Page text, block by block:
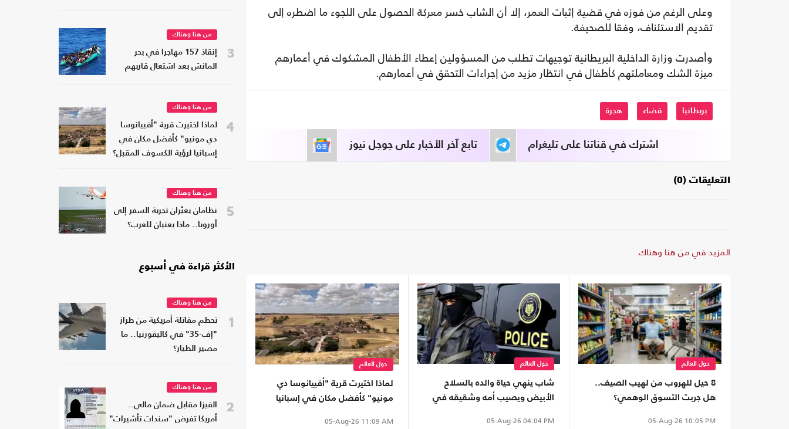
وعلى الرغم من فوزه في قضية إثبات العمر، إلا أن الشاب خسر معركة الحصول على اللجوء ما اضطره إلى
تقديم الاستئناف، وفقا للصحيفة.
وأصدرت وزارة الداخلية البريطانية توجيهات تطلب من المسؤولين إعطاء الأطفال المشكوك في أعمارهم
ميزة الشك ومعاملتهم كأطفال في انتظار مزيد من إجراءات التحقق في أعمارهم.
بريطانيا قضاء هجرة
تابع آخر الأخبار على جوجل نيوز اشترك في قناتنا على تليغرام
التعليقات (0)
المزيد في من هنا وهناك
حول العالم
8 حيل للهروب من لهيب الصيف..
هل جربت التسوق الوهمي؟
05-Aug-26 10:05 PM
حول العالم
شاب ينهي حياة والده بالسلاح
الأبيض ويصيب أمه وشقيقه في
05-Aug-26 04:04 PM
حول العالم
لماذا اختيرت قرية "أفييانوسا دي
مونيو" كأفضل مكان في إسبانيا
05-Aug-26 11:09 AM
3
من هنا وهناك
إنقاذ 157 مهاجرا في بحر
المانش بعد اشتعال قاربهم
4
من هنا وهناك
لماذا اختيرت قرية "أفييانوسا
دي مونيو" كأفضل مكان في
إسبانيا لرؤية الكسوف المقبل؟
5
من هنا وهناك
نظامان يغيّران تجربة السفر إلى
أوروبا.. ماذا يعنيان للعرب؟
الأكثر قراءة في أسبوع
1
من هنا وهناك
تحطم مقاتلة أمريكية من طراز
"إف-35" في كاليفورنيا.. ما
مصير الطيار؟
2
من هنا وهناك
الفيزا مقابل ضمان مالي..
أمريكا تفرض "سندات تأشيرات"